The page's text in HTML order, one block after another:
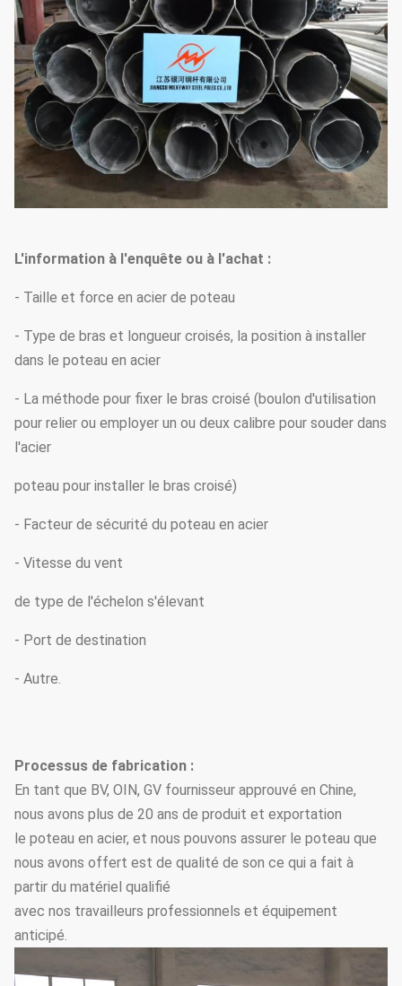
L'information à l'enquête ou à l'achat :
- Taille et force en acier de poteau
- Type de bras et longueur croisés, la position à installer
dans le poteau en acier
- La méthode pour fixer le bras croisé (boulon d'utilisation
pour relier ou employer un ou deux calibre pour souder dans
l'acier
poteau pour installer le bras croisé)
- Facteur de sécurité du poteau en acier
- Vitesse du vent
de type de l'échelon s'élevant
- Port de destination
- Autre.
Processus de fabrication :
En tant que BV, OIN, GV fournisseur approuvé en Chine,
nous avons plus de 20 ans de produit et exportation
le poteau en acier, et nous pouvons assurer le poteau que
nous avons offert est de qualité de son ce qui a fait à
partir du matériel qualifié
avec nos travailleurs professionnels et équipement
anticipé.